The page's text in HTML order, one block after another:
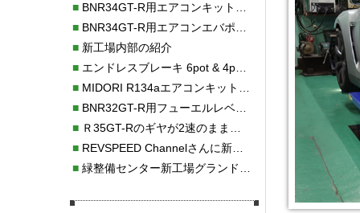
■BNR34GT-R用エアコンキット新発売！！
■BNR34GT-R用エアコンエバポレーターを新発売！！
■新工場内部の紹介
■エンドレスブレーキ 6pot & 4potオーバーホール
■MIDORI R134aエアコンキットタイプⅡ取り付け
■BNR32GT-R用フューエルレベルセンサー新発売！！
■Ｒ35GT-Rのギヤが2速のまま変速しない！！
■REVSPEED Channelさんに新社屋を紹介していただきました!!
■緑整備センター新工場グランドオープン・続報